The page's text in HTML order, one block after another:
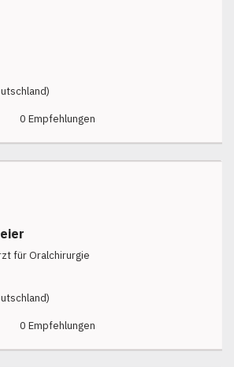
0 Empfehlungen
für Oralchirurgie
0 Empfehlungen